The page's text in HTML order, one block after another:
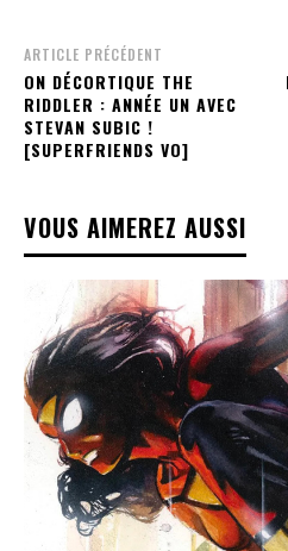
ARTICLE PRÉCÉDENT
ON DÉCORTIQUE THE
RIDDLER : ANNÉE UN AVEC
STEVAN SUBIC !
[SUPERFRIENDS VO]
VOUS AIMEREZ AUSSI